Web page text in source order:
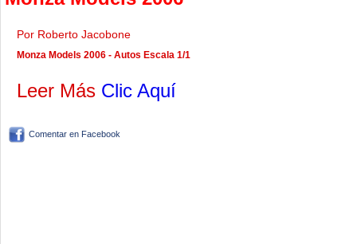
Por Roberto Jacobone
Monza Models 2006 - Autos Escala 1/1
Leer Más Clic Aquí
Comentar en Facebook